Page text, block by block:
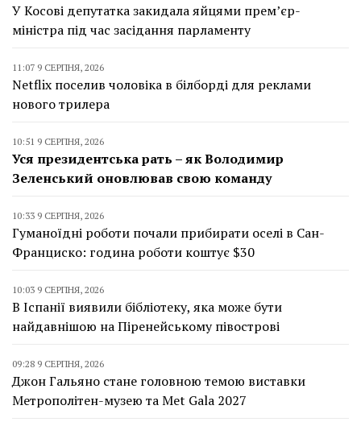
У Косові депутатка закидала яйцями прем’єр-
міністра під час засідання парламенту
11:07 9 СЕРПНЯ, 2026
Netflix поселив чоловіка в білборді для реклами
нового трилера
10:51 9 СЕРПНЯ, 2026
Уся президентська рать – як Володимир
Зеленський оновлював свою команду
10:33 9 СЕРПНЯ, 2026
Гуманоїдні роботи почали прибирати оселі в Сан-
Франциско: година роботи коштує $30
10:03 9 СЕРПНЯ, 2026
В Іспанії виявили бібліотеку, яка може бути
найдавнішою на Піренейському півострові
09:28 9 СЕРПНЯ, 2026
Джон Гальяно стане головною темою виставки
Метрополітен-музею та Met Gala 2027